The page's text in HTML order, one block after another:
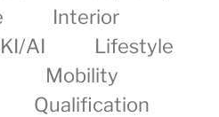
Interior
KI/AI
Lifestyle
Mobility
Qualification